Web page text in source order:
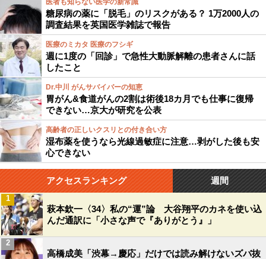
医者も知らない医学の新常識
糖尿病の薬に「脱毛」のリスクがある？ 1万2000人の
調査結果を英国医学雑誌で報告
医療のミカタ 医療のフシギ
週に1度の「回診」で急性大動脈解離の患者さんに話
したこと
Dr.中川 がんサバイバーの知恵
胃がん&食道がんの2割は術後18カ月でも仕事に復帰
できない…京大が研究を公表
高齢者の正しいクスリとの付き合い方
湿布薬を使うなら光線過敏症に注意…剥がした後も安
心できない
アクセスランキング 週間
萩本欽一〈34〉私の“運”論 大谷翔平のカネを使い込
んだ通訳に「小さな声で『ありがとう』」
1
高橋成美「渋幕→慶応」だけでは読み解けないズバ抜
2